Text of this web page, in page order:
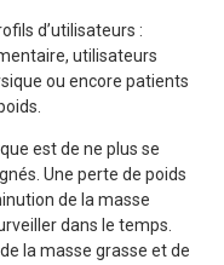
d’utilisateurs :
utilisateurs
ou encore patients
est de ne plus se
Une perte de poids
de la masse
dans le temps.
la masse grasse et de